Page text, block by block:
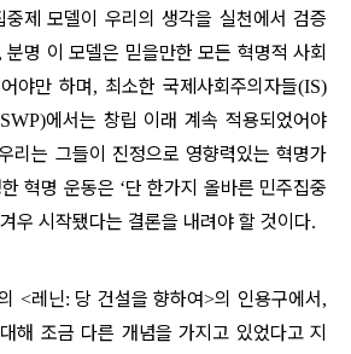
제 모델이 우리의 생각을 실천에서 검증
,분명 이 모델은 믿을만한 모든 혁명적 사회
야만 하며 , 최소한 국제사회주의자들(IS)
에서는 창립 이래 계속 적용되었어야
리는 그들이 진정으로 영향력있는 혁명가
혁명 운동은 ‘단 한가지 올바른 민주집중
우 시작됐다는 결론을 내려야 할 것이다.
<레닌: 당 건설을 향하여>의 인용구에서 ,
해 조금 다른 개념을 가지고 있었다고 지